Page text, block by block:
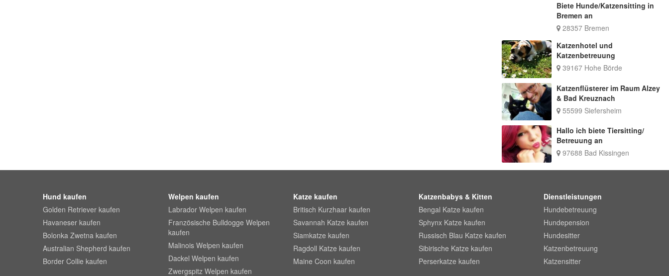
Biete Hunde/Katzensitting in
Bremen an
28357 Bremen
Katzenhotel und
Katzenbetreuung
39167 Hohe Börde
Katzenflüsterer im Raum Alzey
& Bad Kreuznach
55599 Siefersheim
Hallo ich biete Tiersitting/
Betreuung an
97688 Bad Kissingen
Hund kaufen
Golden Retriever kaufen
Havaneser kaufen
Bolonka Zwetna kaufen
Australian Shepherd kaufen
Border Collie kaufen
Welpen kaufen
Labrador Welpen kaufen
Französische Bulldogge Welpen
kaufen
Malinois Welpen kaufen
Dackel Welpen kaufen
Zwergspitz Welpen kaufen
Katze kaufen
Britisch Kurzhaar kaufen
Savannah Katze kaufen
Siamkatze kaufen
Ragdoll Katze kaufen
Maine Coon kaufen
Katzenbabys & Kitten
Bengal Katze kaufen
Sphynx Katze kaufen
Russisch Blau Katze kaufen
Sibirische Katze kaufen
Perserkatze kaufen
Dienstleistungen
Hundebetreuung
Hundepension
Hundesitter
Katzenbetreuung
Katzensitter